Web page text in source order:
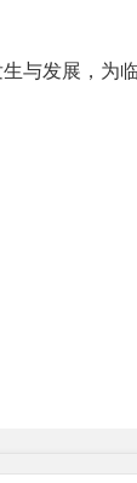
与发展，为